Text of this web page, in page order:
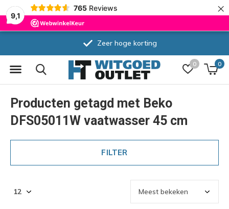
9,1
765 Reviews ×
0 0
Zeer hoge korting
Producten getagd met Beko
DFS05011W vaatwasser 45 cm
FILTER